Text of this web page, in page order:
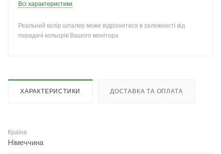
Всі характеристики
Реальний колір шпалер може відрізнятися в залежності від
перадачі кольорів Вашого монітора
ХАРАКТЕРИСТИКИ ДОСТАВКА ТА ОПЛАТА
Країна
Німеччина